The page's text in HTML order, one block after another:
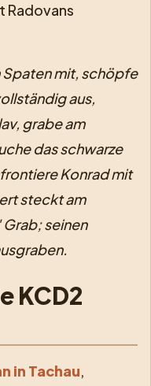
Radovans
mit, schöpfe
aus,
grabe am
das schwarze
Konrad mit
steckt am
seinen
KCD2
in Tachau,